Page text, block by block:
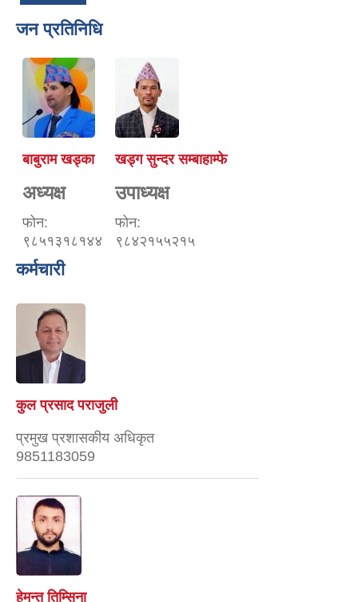
जन प्रतिनिधि
बाबुराम खड्का
अध्यक्ष
फोन:
९८५१३१८१४४
खड्ग सुन्दर सम्बाहाम्फे
उपाध्यक्ष
फोन:
९८४२१५५२१५
कर्मचारी
कुल प्रसाद पराजुली
प्रमुख प्रशासकीय अधिकृत
9851183059
हेमन्त तिम्सिना